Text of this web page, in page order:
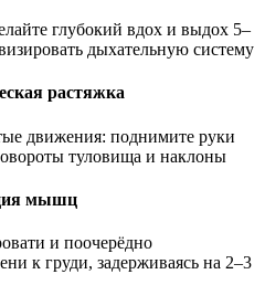
глубокий вдох и выдох 5–
дыхательную систему
растяжка
движения: поднимите руки
туловища и наклоны
мышц
и поочерёдно
к груди, задерживаясь на 2–3